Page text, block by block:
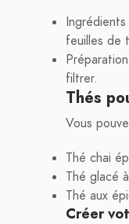
feuilles de
filtrer.
Thés
Vous
Thé chai
Thé glacé
Thé aux
Créer